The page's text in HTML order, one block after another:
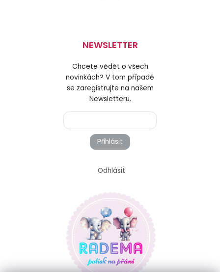
NEWSLETTER
Chcete vědět o všech
novinkách? V tom případě
se zaregistrujte na našem
Newsletteru.
Přihlásit
Odhlásit